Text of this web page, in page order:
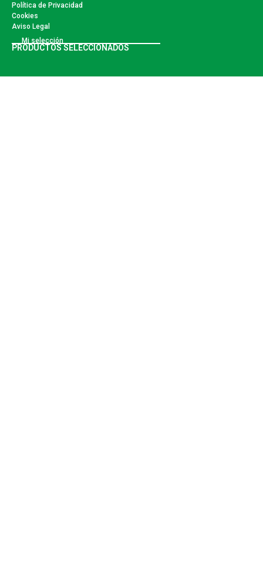
Política de Privacidad
Cookies
Aviso Legal
PRODUCTOS SELECCIONADOS
Mi selección